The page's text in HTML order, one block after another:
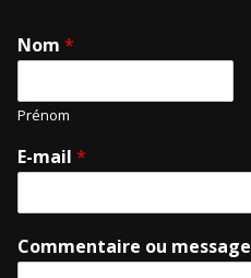
Nom *
Prénom
E-mail *
Commentaire ou message